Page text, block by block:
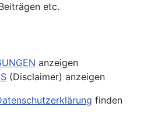
etc.
anzeigen
(Disclaimer) anzeigen
finden